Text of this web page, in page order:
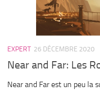
EXPERT 26 DÉCEMBRE 2020
Near and Far: Les
Near and Far est un peu la